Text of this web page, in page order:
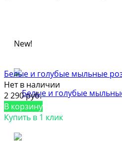
New!
Белые и голубые мыльные
Нет в наличии
2 290 руб.
В корзину
Купить в 1 клик